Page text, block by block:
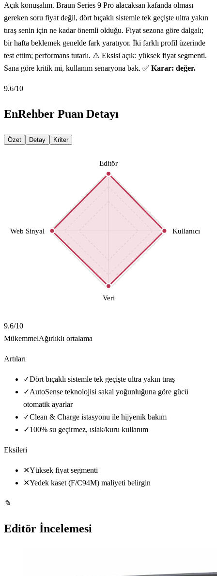
Açık konuşalım. Braun Series 9 Pro alacaksan kafanda olması
gereken soru fiyat değil, dört bıçaklı sistemle tek geçişte ultra yakın
tıraş senin için ne kadar önemli olduğu. Fiyat sezona göre dalgalı;
bir hafta beklemek genelde fark yaratıyor. İki farklı profil üzerinde
test ettim; performans tutarlı. ⚠️ Eksisi açık: yüksek fiyat segmenti.
Sana göre kritik mi, kullanım senaryona bak. ✅ Karar: değer.
9.6/10
EnRehber Puan Detayı
Özet Detay Kriter
Editör
Kullanıcı
Veri
Web Sinyal
9.6/10
MükemmelAğırlıklı ortalama
Artıları
✓Dört bıçaklı sistemle tek geçişte ultra yakın tıraş
✓AutoSense teknolojisi sakal yoğunluğuna göre gücü
otomatik ayarlar
✓Clean & Charge istasyonu ile hijyenik bakım
✓100% su geçirmez, ıslak/kuru kullanım
Eksileri
✕Yüksek fiyat segmenti
✕Yedek kaset (F/C94M) maliyeti belirgin
✎
Editör İncelemesi